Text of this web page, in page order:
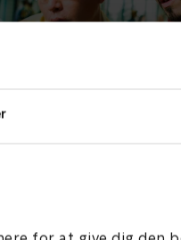
forfølger en løsladt
finde på at dræbe igen.